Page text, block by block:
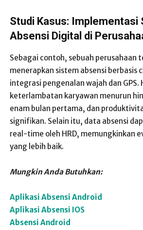
Studi Kasus: Implementasi
Absensi Digital di
Sebagai contoh, sebuah perusahaan
menerapkan sistem absensi berbasis
integrasi pengenalan wajah dan
keterlambatan karyawan menurun
enam bulan pertama, dan
signifikan. Selain itu, data absensi
real-time oleh HRD, memungkinkan
yang lebih baik.
Mungkin Anda Butuhkan:
Aplikasi Absensi Android
Aplikasi Absensi IOS
Absensi Android